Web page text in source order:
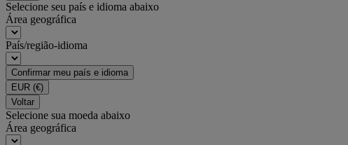
Selecione seu país e idioma abaixo
Área geográfica
País/região-idioma
Confirmar meu país e idioma
EUR (€)
Voltar
Selecione sua moeda abaixo
Área geográfica